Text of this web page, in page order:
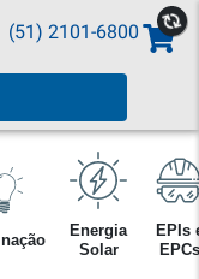
(51) 2101-6800
Energia
Solar
EPIs
EPCs